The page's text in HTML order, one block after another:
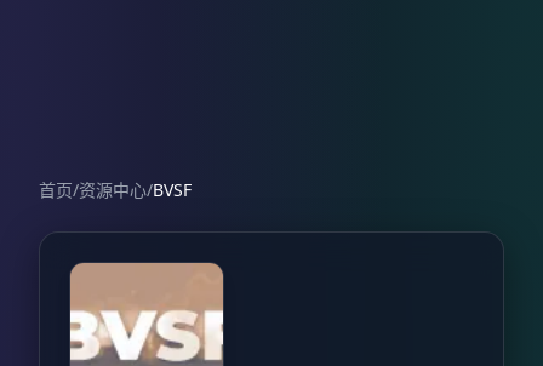
首页/资源中心/BVSF